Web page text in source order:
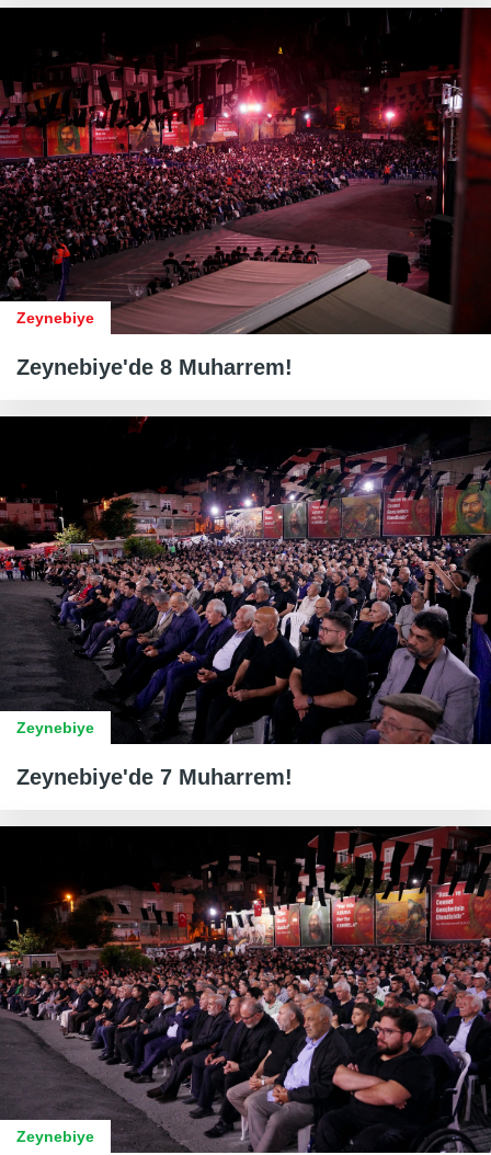
Zeynebiye
Zeynebiye'de 8 Muharrem!
Zeynebiye
Zeynebiye'de 7 Muharrem!
Zeynebiye